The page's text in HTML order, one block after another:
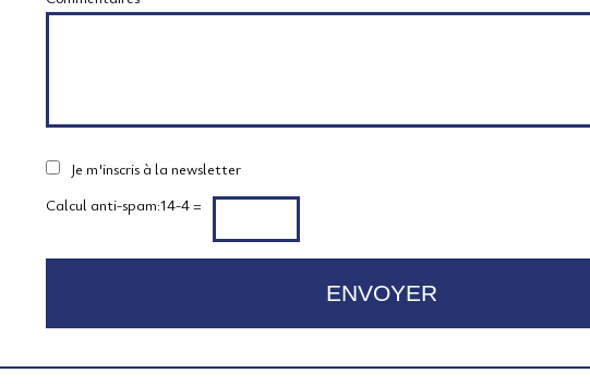
Je m'inscris à la newsletter
Calcul anti-spam:14-4 =
ENVOYER